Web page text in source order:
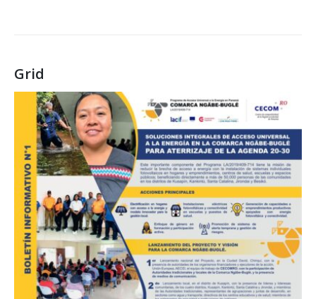
Grid